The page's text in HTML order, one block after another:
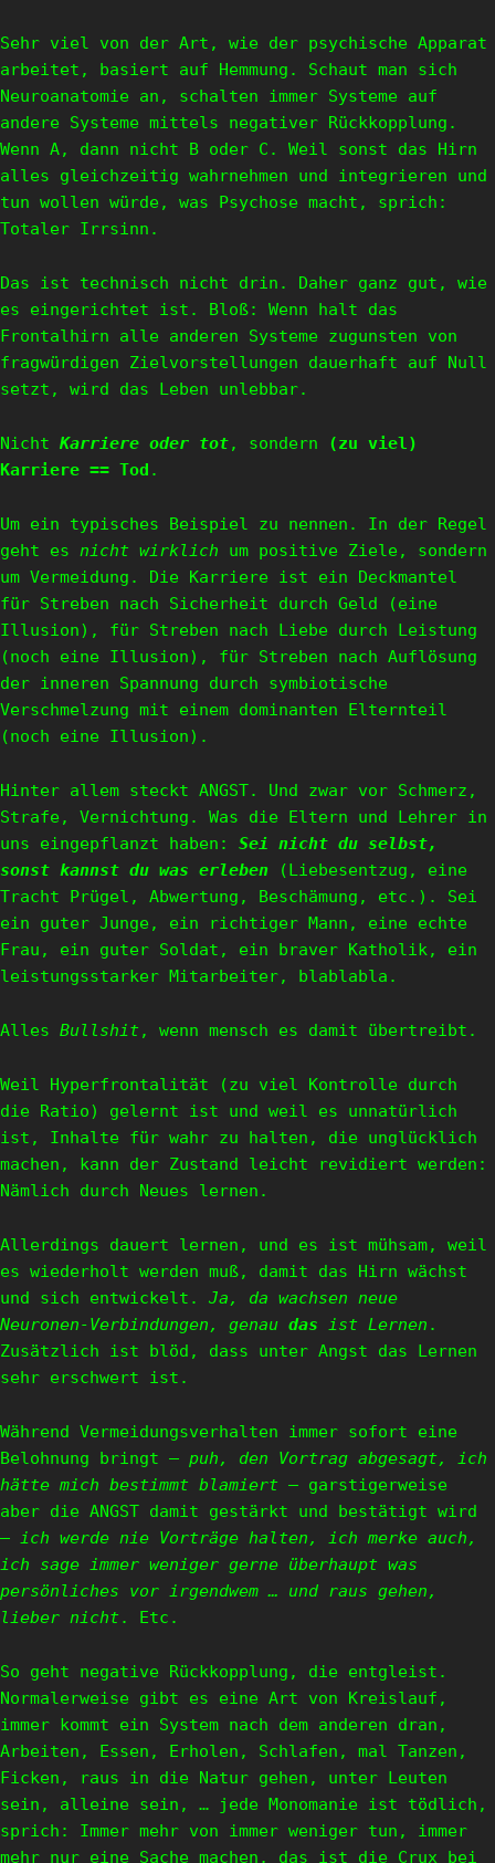
Sehr viel von der Art, wie der psychische Apparat
arbeitet, basiert auf Hemmung. Schaut man sich
Neuroanatomie an, schalten immer Systeme auf
andere Systeme mittels negativer Rückkopplung.
Wenn A, dann nicht B oder C. Weil sonst das Hirn
alles gleichzeitig wahrnehmen und integrieren und
tun wollen würde, was Psychose macht, sprich:
Totaler Irrsinn.
Das ist technisch nicht drin. Daher ganz gut, wie
es eingerichtet ist. Bloß: Wenn halt das
Frontalhirn alle anderen Systeme zugunsten von
fragwürdigen Zielvorstellungen dauerhaft auf Null
setzt, wird das Leben unlebbar.
Nicht Karriere oder tot, sondern
(zu viel)
Karriere == Tod .
Um ein typisches Beispiel zu nennen. In der Regel
geht es nicht wirklich um positive Ziele, sondern
um Vermeidung. Die Karriere ist ein Deckmantel
für Streben nach Sicherheit durch Geld (eine
Illusion), für Streben nach Liebe durch Leistung
(noch eine Illusion), für Streben nach Auflösung
der inneren Spannung durch symbiotische
Verschmelzung mit einem dominanten Elternteil
(noch eine Illusion).
Hinter allem steckt ANGST. Und zwar vor Schmerz,
Strafe, Vernichtung. Was die Eltern und Lehrer in
uns eingepflanzt haben: Sei nicht du selbst,
sonst kannst du was erleben (Liebesentzug, eine
Tracht Prügel, Abwertung, Beschämung, etc.). Sei
ein guter Junge, ein richtiger Mann, eine echte
Frau, ein guter Soldat, ein braver Katholik, ein
leistungsstarker Mitarbeiter, blablabla.
Alles Bullshit, wenn mensch es damit übertreibt.
Weil Hyperfrontalität (zu viel Kontrolle durch
die Ratio) gelernt ist und weil es unnatürlich
ist, Inhalte für wahr zu halten, die unglücklich
machen, kann der Zustand leicht revidiert werden:
Nämlich durch Neues lernen.
Allerdings dauert lernen, und es ist mühsam, weil
es wiederholt werden muß, damit das Hirn wächst
und sich entwickelt. Ja, da wachsen neue
Neuronen-Verbindungen, genau das ist Lernen .
Zusätzlich ist blöd, dass unter Angst das Lernen
sehr erschwert ist.
Während Vermeidungsverhalten immer sofort eine
Belohnung bringt – puh, den Vortrag abgesagt, ich
hätte mich bestimmt blamiert – garstigerweise
aber die ANGST damit gestärkt und bestätigt wird
– ich werde nie Vorträge halten, ich merke auch,
ich sage immer weniger gerne überhaupt was
persönliches vor irgendwem … und raus gehen,
lieber nicht. Etc.
So geht negative Rückkopplung, die entgleist.
Normalerweise gibt es eine Art von Kreislauf,
immer kommt ein System nach dem anderen dran,
Arbeiten, Essen, Erholen, Schlafen, mal Tanzen,
Ficken, raus in die Natur gehen, unter Leuten
sein, alleine sein, … jede Monomanie ist tödlich,
sprich: Immer mehr von immer weniger tun, immer
mehr nur eine Sache machen, das ist die Crux bei